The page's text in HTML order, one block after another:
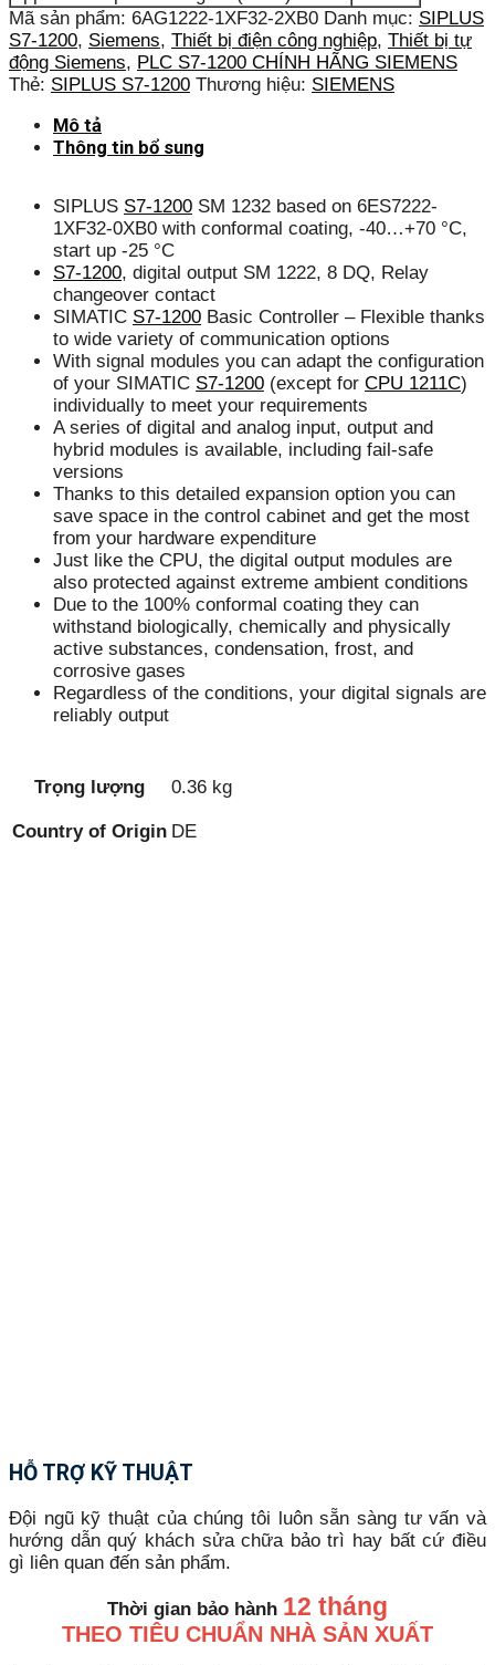
Mã sản phẩm: 6AG1222-1XF32-2XB0 Danh mục: SIPLUS
S7-1200, Siemens, Thiết bị điện công nghiệp, Thiết bị tự
động Siemens, PLC S7-1200 CHÍNH HÃNG SIEMENS
Thẻ: SIPLUS S7-1200 Thương hiệu: SIEMENS
Mô tả
Thông tin bổ sung
SIPLUS S7-1200 SM 1232 based on 6ES7222-
1XF32-0XB0 with conformal coating, -40…+70 °C,
start up -25 °C
S7-1200, digital output SM 1222, 8 DQ, Relay
changeover contact
SIMATIC S7-1200 Basic Controller – Flexible thanks
to wide variety of communication options
With signal modules you can adapt the configuration
of your SIMATIC S7-1200 (except for CPU 1211C)
individually to meet your requirements
A series of digital and analog input, output and
hybrid modules is available, including fail-safe
versions
Thanks to this detailed expansion option you can
save space in the control cabinet and get the most
from your hardware expenditure
Just like the CPU, the digital output modules are
also protected against extreme ambient conditions
Due to the 100% conformal coating they can
withstand biologically, chemically and physically
active substances, condensation, frost, and
corrosive gases
Regardless of the conditions, your digital signals are
reliably output
Trọng lượng 0.36 kg
Country of Origin DE
HỖ TRỢ KỸ THUẬT
Đội ngũ kỹ thuật của chúng tôi luôn sẵn sàng tư vấn và
hướng dẫn quý khách sửa chữa bảo trì hay bất cứ điều
gì liên quan đến sản phẩm.
Thời gian bảo hành 12 tháng
THEO TIÊU CHUẨN NHÀ SẢN XUẤT